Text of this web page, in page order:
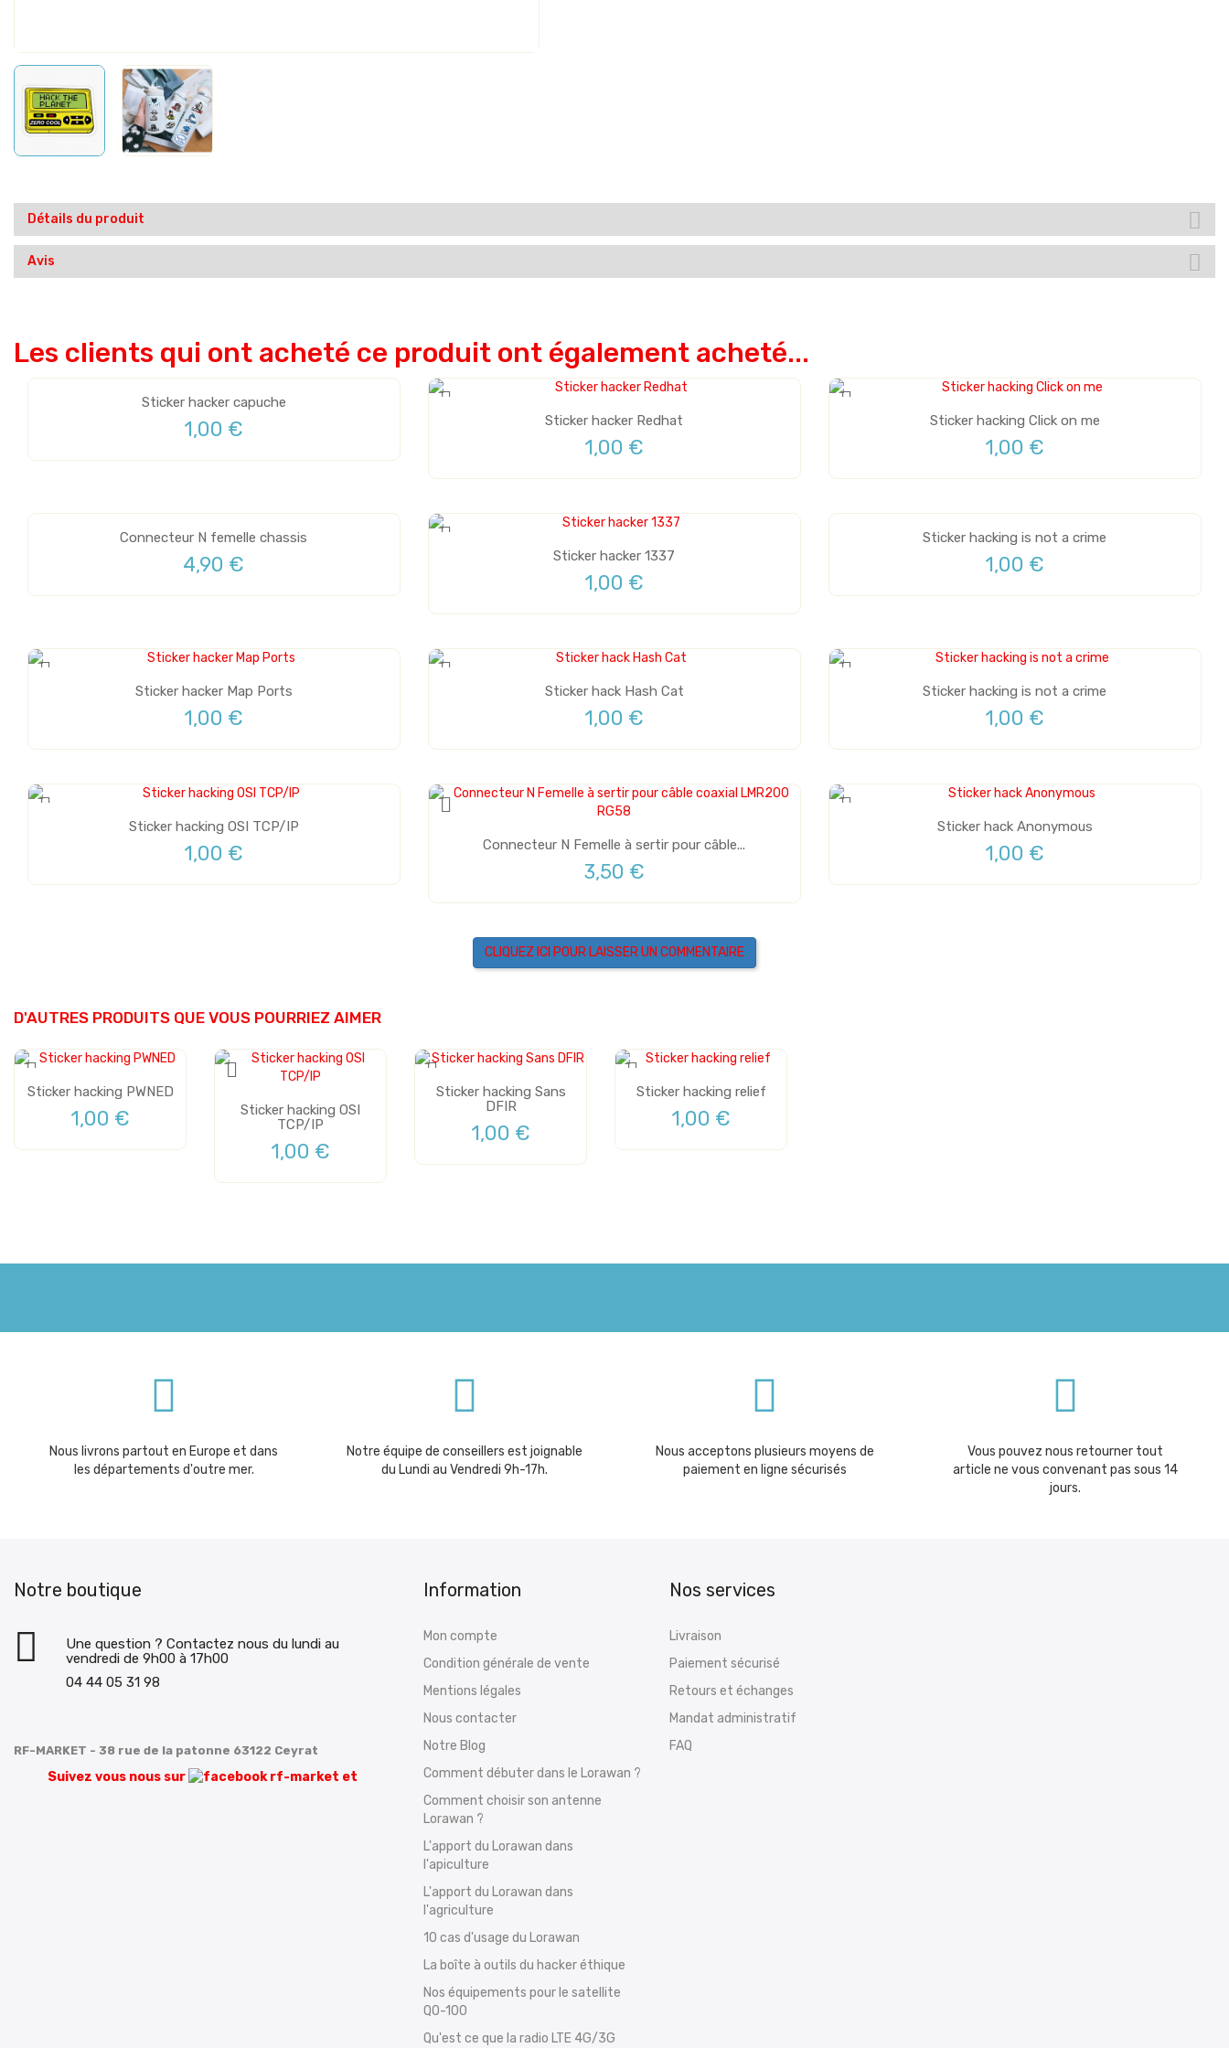
Détails du produit
Avis
Les clients qui ont acheté ce produit ont également acheté...
Sticker hacker capuche
1,00 € Sticker hacker Redhat
1,00 €
Sticker hacking Click on me
1,00 €
Connecteur N femelle chassis
4,90 € Sticker hacker 1337
1,00 €
Sticker hacking is not a crime
1,00 €
Sticker hacker Map Ports
1,00 €
Sticker hack Hash Cat
1,00 €
Sticker hacking is not a crime
1,00 €
Sticker hacking OSI TCP/IP
1,00 € Connecteur N Femelle à sertir pour câble...
3,50 €
Sticker hack Anonymous
1,00 €
CLIQUEZ ICI POUR LAISSER UN COMMENTAIRE
D'AUTRES PRODUITS QUE VOUS POURRIEZ AIMER
Sticker hacking PWNED
1,00 €
Sticker hacking OSI
TCP/IP
1,00 €
Sticker hacking Sans
DFIR
1,00 €
Sticker hacking relief
1,00 €
Nous livrons partout en Europe et dans
les départements d'outre mer.
Notre équipe de conseillers est joignable
du Lundi au Vendredi 9h-17h.
Nous acceptons plusieurs moyens de
paiement en ligne sécurisés
Vous pouvez nous retourner tout
article ne vous convenant pas sous 14
jours.
Notre boutique
Une question ? Contactez nous du lundi au
vendredi de 9h00 à 17h00
04 44 05 31 98
RF-MARKET - 38 rue de la patonne 63122 Ceyrat
Suivez vous nous sur et
Information
Mon compte
Condition générale de vente
Mentions légales
Nous contacter
Notre Blog
Comment débuter dans le Lorawan ?
Comment choisir son antenne
Lorawan ?
L'apport du Lorawan dans
l'apiculture
L'apport du Lorawan dans
l'agriculture
10 cas d'usage du Lorawan
La boîte à outils du hacker éthique
Nos équipements pour le satellite
QO-100
Qu'est ce que la radio LTE 4G/3G
Nos services
Livraison
Paiement sécurisé
Retours et échanges
Mandat administratif
FAQ